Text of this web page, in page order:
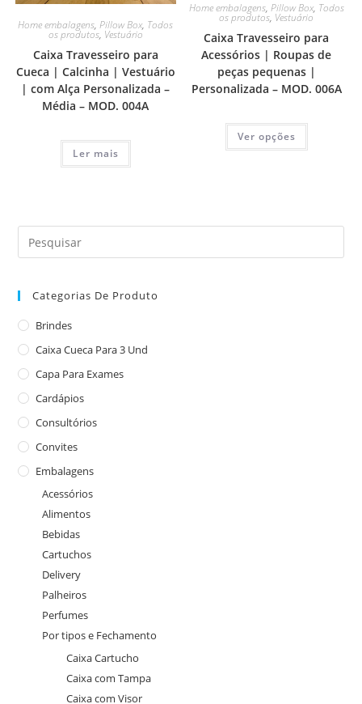
Home embalagens,Pillow Box, Todos
os produtos, Vestuário
Caixa Travesseiro para
Cueca | Calcinha | Vestuário
| com Alça Personalizada –
Média – MOD. 004A
Ler mais
Home embalagens, Pillow Box, Todos
os produtos, Vestuário
Caixa Travesseiro para
Acessórios | Roupas de
peças pequenas |
Personalizada – MOD. 006A
Ver opções
Categorias De Produto
Brindes
Caixa Cueca Para 3 Und
Capa Para Exames
Cardápios
Consultórios
Convites
Embalagens
Acessórios
Alimentos
Bebidas
Cartuchos
Delivery
Palheiros
Perfumes
Por tipos e Fechamento
Caixa Cartucho
Caixa com Tampa
Caixa com Visor